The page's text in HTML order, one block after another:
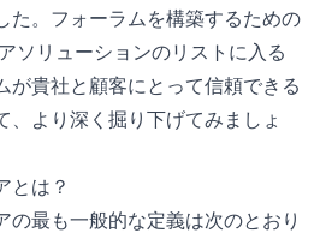
た。フォーラムを構築するための
ソリューションのリストに入る
が貴社と顧客にとって信頼できる
、より深く掘り下げてみましょ
とは？
の最も一般的な定義は次のとおり